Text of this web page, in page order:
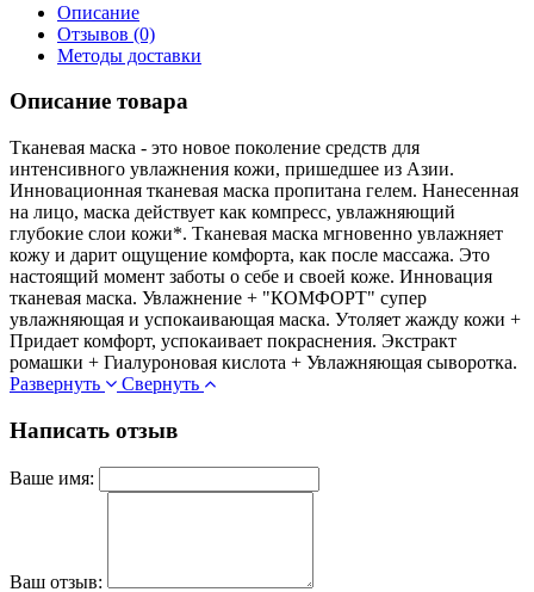
Описание
Отзывов (0)
Методы доставки
Описание товара
Тканевая маска - это новое поколение средств для
интенсивного увлажнения кожи, пришедшее из Азии.
Инновационная тканевая маска пропитана гелем. Нанесенная
на лицо, маска действует как компресс, увлажняющий
глубокие слои кожи*. Тканевая маска мгновенно увлажняет
кожу и дарит ощущение комфорта, как после массажа. Это
настоящий момент заботы о себе и своей коже. Инновация
тканевая маска. Увлажнение + "КОМФОРТ" супер
увлажняющая и успокаивающая маска. Утоляет жажду кожи +
Придает комфорт, успокаивает покраснения. Экстракт
ромашки + Гиалуроновая кислота + Увлажняющая сыворотка.
Развернуть
Свернуть
Написать отзыв
Ваше имя:
Ваш отзыв: